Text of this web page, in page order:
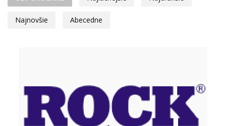
Najnovšie Abecedne